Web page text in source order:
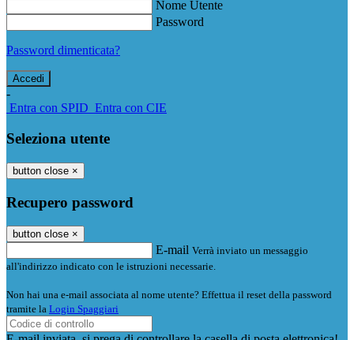
Nome Utente
Password
Password dimenticata?
-
Entra con SPID Entra con CIE
Seleziona utente
button close ×
Recupero password
button close ×
E-mail Verrà inviato un messaggio
all'indirizzo indicato con le istruzioni necessarie.
Non hai una e-mail associata al nome utente? Effettua il reset della password
tramite la Login Spaggiari